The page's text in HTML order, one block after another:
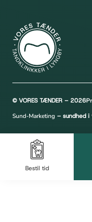
© VORES TÆNDER – 2026
Sund-Marketing – sundhed
Bestil tid